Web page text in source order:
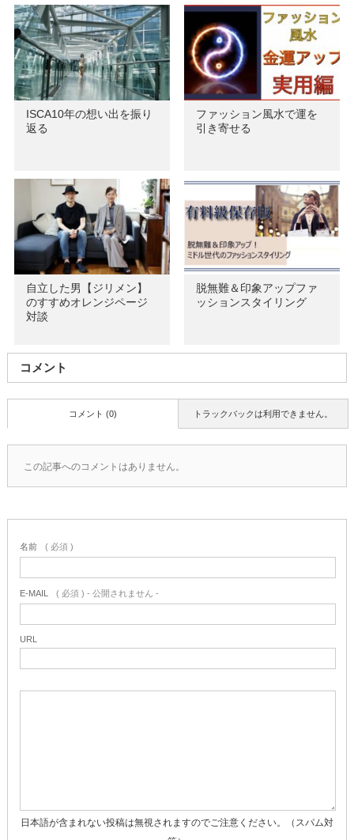
ISCA10年の想い出を振り
返る
ファッション風水で運を
引き寄せる
自立した男【ジリメン】
のすすめオレンジページ
対談
脱無難＆印象アップファ
ッションスタイリング
コメント
トラックバックは利用できません。
コメント (0)
この記事へのコメントはありません。
名前 ( 必須 )
E-MAIL ( 必須 ) - 公開されません -
URL
日本語が含まれない投稿は無視されますのでご注意ください。（スパム対